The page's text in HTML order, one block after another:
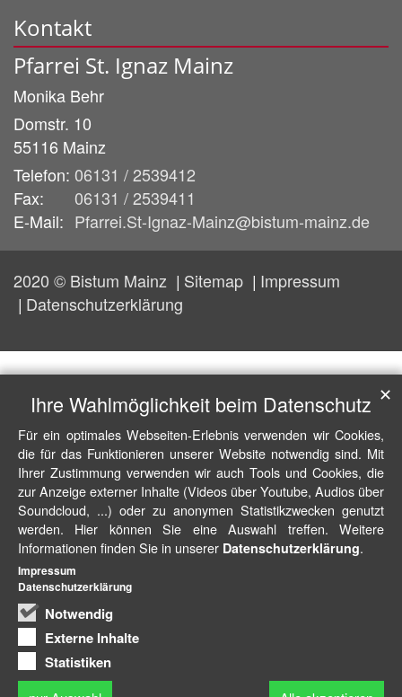
Kontakt
Pfarrei St. Ignaz Mainz
Monika Behr
Domstr. 10
55116 Mainz
Telefon: 06131 / 2539412
Fax:
06131 / 2539411
E-Mail: Pfarrei.St-Ignaz-Mainz@bistum-mainz.de
2020 © Bistum Mainz Sitemap
Impressum
Datenschutzerklärung
Ihre Wahlmöglichkeit beim Datenschutz
Für ein optimales Webseiten-Erlebnis verwenden wir Cookies,
die für das Funktionieren unserer Website notwendig sind. Mit
Ihrer Zustimmung verwenden wir auch Tools und Cookies, die
zur Anzeige externer Inhalte (Videos über Youtube, Audios über
Soundcloud, ...) oder zu anonymen Statistikzwecken genutzt
werden. Hier können Sie eine Auswahl treffen. Weitere
Informationen finden Sie in unserer Datenschutzerklärung.
Notwendig
Externe Inhalte
Statistiken
✕
Impressum
Datenschutzerklärung